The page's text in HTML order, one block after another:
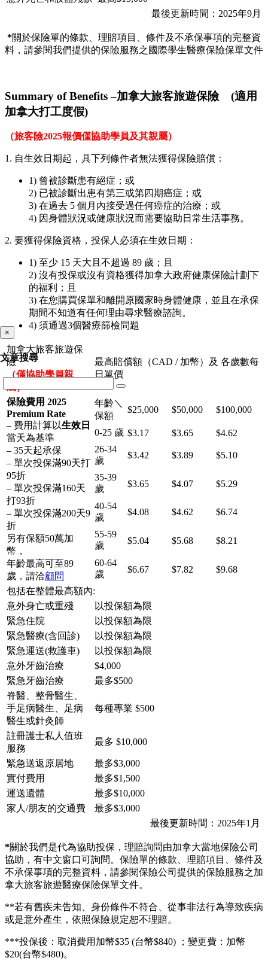
最後更新時間：2025年9月
*關於保險單的條款、理賠項目、條件及不承保事項的完整資
料，請參閱我們提供的保險服務之國際學生醫療保險保單文件
Summary of Benefits –加拿大旅客旅遊保險 (適用
加拿大打工度假)
（旅客險2025報價僅協助學員及其親屬）
1. 自生效日期起，具下列條件者無法獲得保險賠償：
1) 曾被診斷患有絕症；或
2) 已被診斷出患有第三或第四期癌症；或
3) 在過去 5 個月內接受過任何癌症的治療；或
4) 因身體狀況或健康狀況而需要協助日常生活事務。
2. 要獲得保險資格，投保人必須在生效日期：
1) 至少 15 天大且不超過 89 歲；且
2) 沒有投保或沒有資格獲得加拿大政府健康保險計劃下
的福利；且
3) 在您購買保單和離開原國家時身體健康，並且在承保
期間不知道有任何理由尋求醫療諮詢。
4) 須通過3個醫療篩檢問題
加拿大旅客旅遊保
險
（僅協助學員親
屬）
最高賠償額（CAD / 加幣）及 各歲數每
日單價
保險費用 2025
Premium Rate
– 費用計算以生效日
當天為基準
– 35天起承保
– 單次投保滿90天打
95折
– 單次投保滿160天
打93折
– 單次投保滿200天9
折
另有保額50萬加
幣，
年齡最高可至89
歲，請洽顧問
年齡＼
保額
$25,000 $50,000 $100,000
0-25 歲 $3.17 $3.65
$4.62
26-34
歲
$3.42 $3.89 $5.10
35-39
歲
$3.65 $4.07 $5.29
40-54
歲
$4.08 $4.62 $6.74
55-59
歲
$5.04 $5.68 $8.21
60-64
歲
$6.67 $7.82 $9.68
包括在整體最高額內:
意外身亡或重殘
以投保額為限
緊急住院
以投保額為限
緊急醫療(含回診)
以投保額為限
緊急運送(救護車)
以投保額為限
意外牙齒治療
$4,000
緊急牙齒治療
最多$500
脊醫、整骨醫生、
手足病醫生、足病
醫生或針灸師
每種專業 $500
註冊護士私人值班
服務
最多 $10,000
緊急送返原居地
最多$3,000
實付費用
最多$1,500
運送遺體
最多$10,000
家人/朋友的交通費
最多$3,000
最後更新時間：2025年1月
*關於我們是代為協助投保，理賠詢問由加拿大當地保險公司
協助，有中文窗口可詢問。保險單的條款、理賠項目、條件及
不承保事項的完整資料，請參閱保險公司提供的保險服務之加
拿大旅客旅遊醫療保險保單文件。
**若有舊疾未告知、身份條件不符合、從事非法行為導致疾病
或是意外產生，依照保險規定恕不理賠。
***投保後：取消費用加幣$35 (台幣$840) ；變更費：加幣
$20(台幣$480)。
×
文章搜尋